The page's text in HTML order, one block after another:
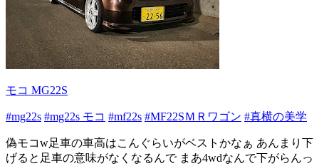
モコ MG22S
#mg22s #mg22s モコ #mf22s #MF22SＭＲワゴン #真横の美学
偽モコw足車の車高はこんぐらいがベストかなぁ あんまり下
げると足車の意味がなくなるんで まあ4wdなんで下がらんっ